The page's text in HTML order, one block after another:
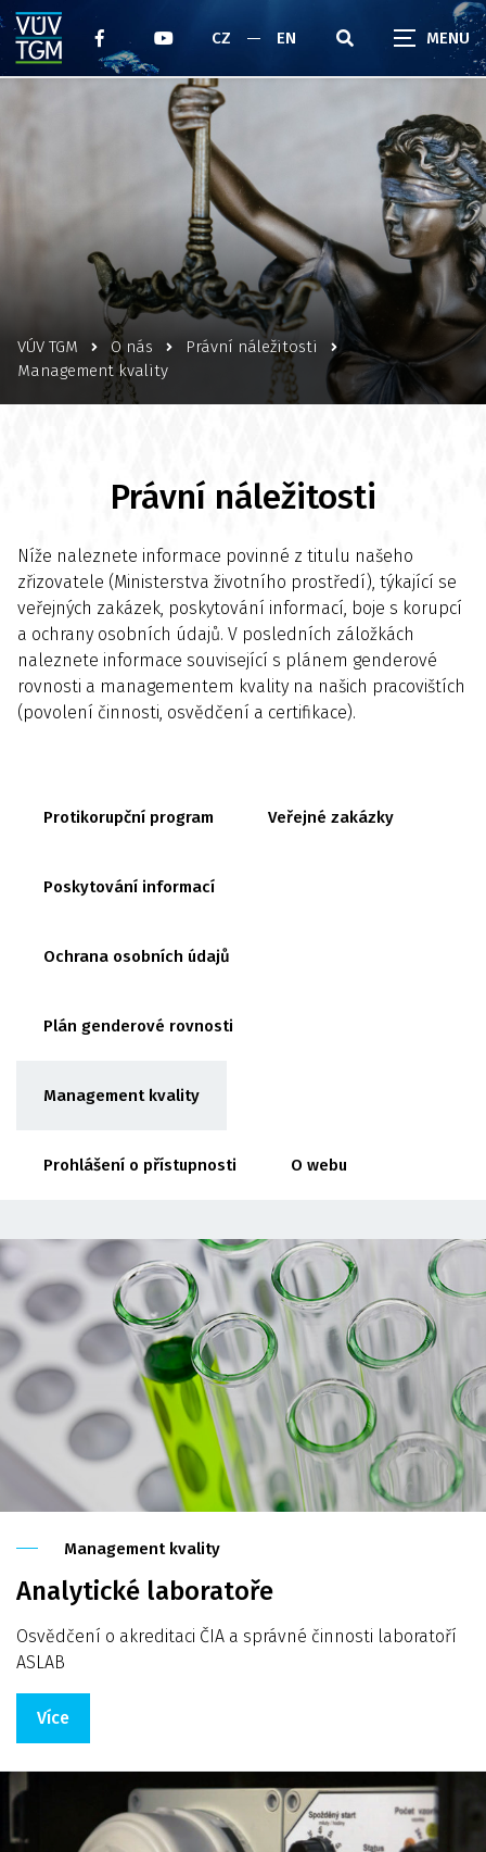
CZ EN
VÚV TGM O nás
Právní náležitosti
Management kvality
Právní náležitosti
Níže naleznete informace povinné z titulu našeho
zřizovatele (Ministerstva životního prostředí), týkající se
veřejných zakázek, poskytování informací, boje s korupcí
a ochrany osobních údajů. V posledních záložkách
naleznete informace související s plánem genderové
rovnosti a managementem kvality na našich pracovištích
(povolení činnosti, osvědčení a certifikace).
Protikorupční program Veřejné zakázky
Poskytování informací
Ochrana osobních údajů
Plán genderové rovnosti
Management kvality
Prohlášení o přístupnosti O webu
Management kvality
Analytické laboratoře
Osvědčení o akreditaci ČIA a správné činnosti laboratoří
ASLAB
Více